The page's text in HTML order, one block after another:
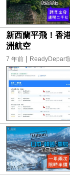
新西蘭平飛！香
洲航空
7 年前 | ReadyDepart